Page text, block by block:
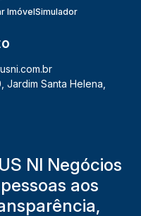
ImóvelSimulador
Jardim Santa Helena
NI Negócios
aos